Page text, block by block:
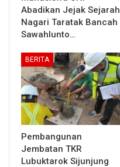
Abadikan Jejak Sejarah
Nagari Taratak Bancah
Sawahlunto…
BERITA
Pembangunan
Jembatan TKR
Lubuktarok Sijunjung